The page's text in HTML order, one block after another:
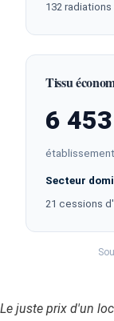
132 radiations
Tissu
6 453
Secteur
21 cessions
Le juste prix d'un